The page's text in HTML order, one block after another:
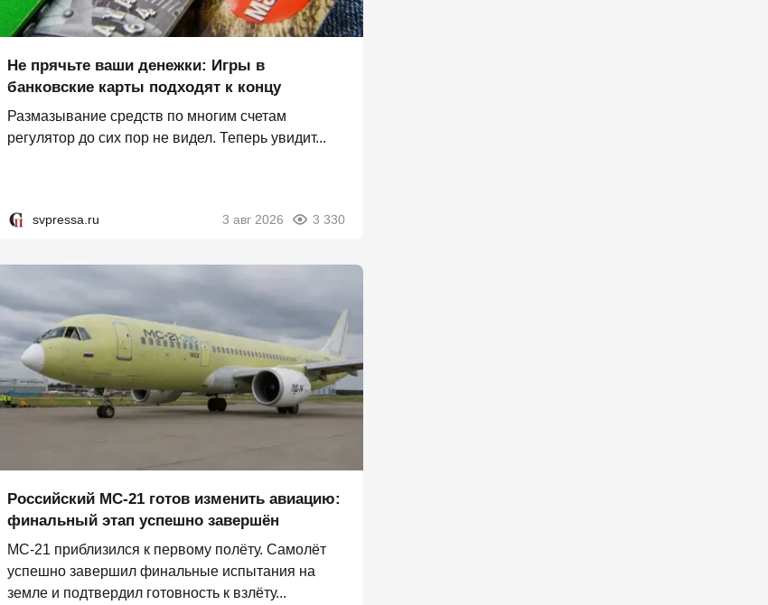
Не прячьте ваши денежки: Игры в
банковские карты подходят к концу
Размазывание средств по многим счетам
регулятор до сих пор не видел. Теперь увидит...
svpressa.ru 3 авг 2026 3 330
Российский МС-21 готов изменить авиацию:
финальный этап успешно завершён
МС-21 приблизился к первому полёту. Самолёт
успешно завершил финальные испытания на
земле и подтвердил готовность к взлёту...